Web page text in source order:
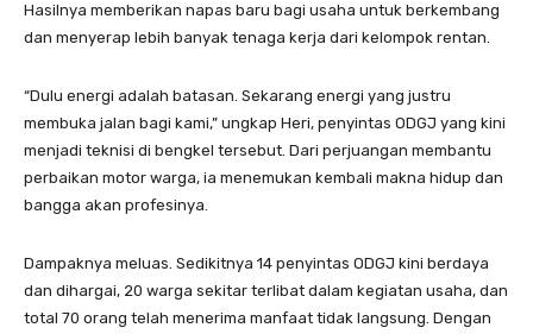
Hasilnya memberikan napas baru bagi usaha untuk berkembang
dan menyerap lebih banyak tenaga kerja dari kelompok rentan.
“Dulu energi adalah batasan. Sekarang energi yang justru
membuka jalan bagi kami,” ungkap Heri, penyintas ODGJ yang kini
menjadi teknisi di bengkel tersebut. Dari perjuangan membantu
perbaikan motor warga, ia menemukan kembali makna hidup dan
bangga akan profesinya.
Dampaknya meluas. Sedikitnya 14 penyintas ODGJ kini berdaya
dan dihargai, 20 warga sekitar terlibat dalam kegiatan usaha, dan
total 70 orang telah menerima manfaat tidak langsung. Dengan